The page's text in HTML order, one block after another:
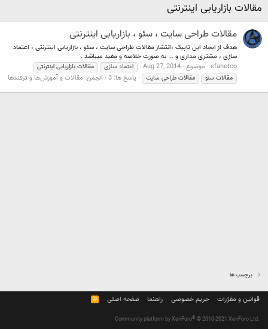
مقالات بازاریابی اینترنتی
مقالات طراحی سایت ، سئو ، بازاریابی اینترنتی
هدف از ایجاد این تاپیک ،انتشار مقالات طراحی سایت ، سئو ، بازاریابی اینترنتی ، اعتماد
سازی ، مشتری مداری و ... به صورت خلاصه و مفید میباشد .
efanetco موضوع Aug 27, 2014 اعتماد سازی مقالات بازاریابی اینترنتی
مقالات سئو مقالات طراحی سایت پاسخ ها: 3 انجمن: مقالات و آموزش‌ها و ترفندها
برچسب ها
قوانین و مقرّرات حریم خصوصی راهنما صفحه اصلی
R
S
Community platform by XenForo® © 2010-2021 XenForo Ltd.